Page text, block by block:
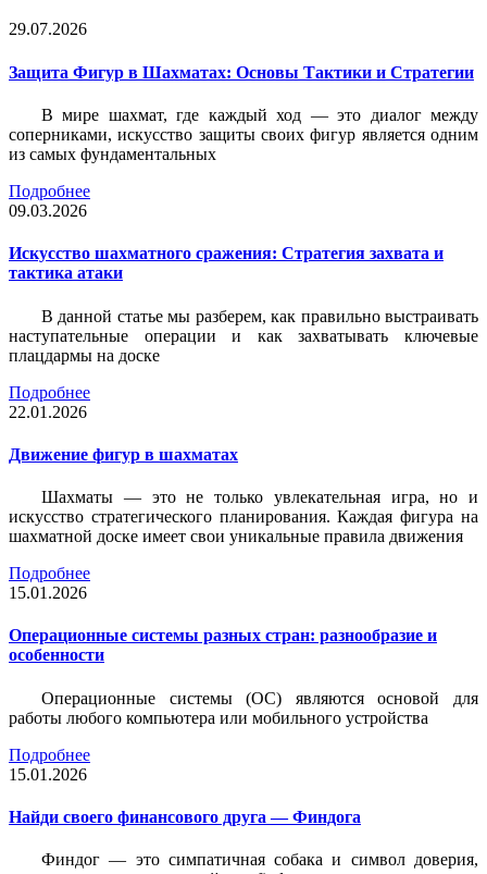
29.07.2026
Защита Фигур в Шахматах: Основы Тактики и Стратегии
В мире шахмат, где каждый ход — это диалог между
соперниками, искусство защиты своих фигур является одним
из самых фундаментальных
Подробнее
09.03.2026
Искусство шахматного сражения: Стратегия захвата и
тактика атаки
В данной статье мы разберем, как правильно выстраивать
наступательные операции и как захватывать ключевые
плацдармы на доске
Подробнее
22.01.2026
Движение фигур в шахматах
Шахматы — это не только увлекательная игра, но и
искусство стратегического планирования. Каждая фигура на
шахматной доске имеет свои уникальные правила движения
Подробнее
15.01.2026
Операционные системы разных стран: разнообразие и
особенности
Операционные системы (ОС) являются основой для
работы любого компьютера или мобильного устройства
Подробнее
15.01.2026
Найди своего финансового друга — Финдога
Финдог — это симпатичная собака и символ доверия,